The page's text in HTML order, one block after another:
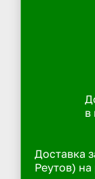
в
Доставка
Реутов)